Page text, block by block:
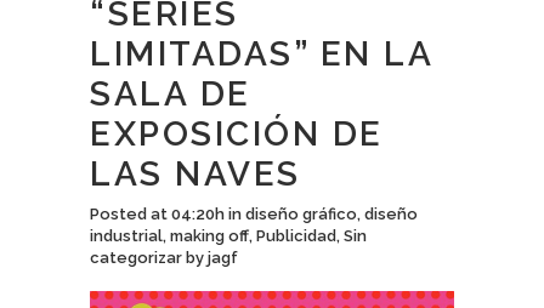
“SERIES
LIMITADAS” EN LA
SALA DE
EXPOSICIÓN DE
LAS NAVES
Posted at 04:20h in diseño gráfico, diseño
industrial, making off, Publicidad, Sin
categorizar by jagf